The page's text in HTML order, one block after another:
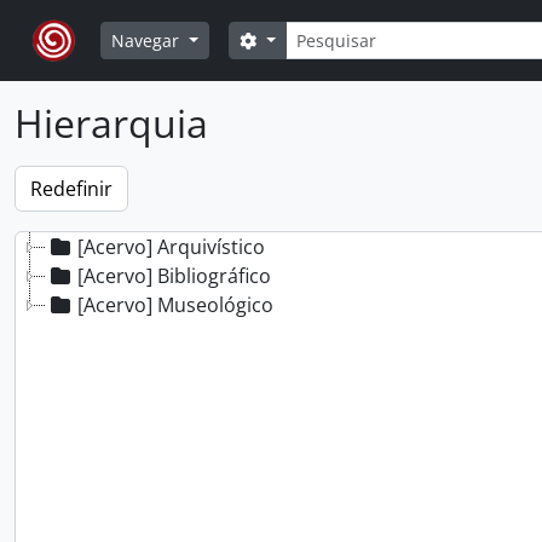
Skip to main content
Navegar
Pesquisar
Opções de busca
Hierarquia
[Acervo] Arquivístico
[Acervo] Bibliográfico
[Acervo] Museológico